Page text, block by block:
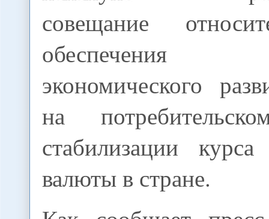
совещание
обеспечения
экономического
на
стабилизации
валюты в стране.